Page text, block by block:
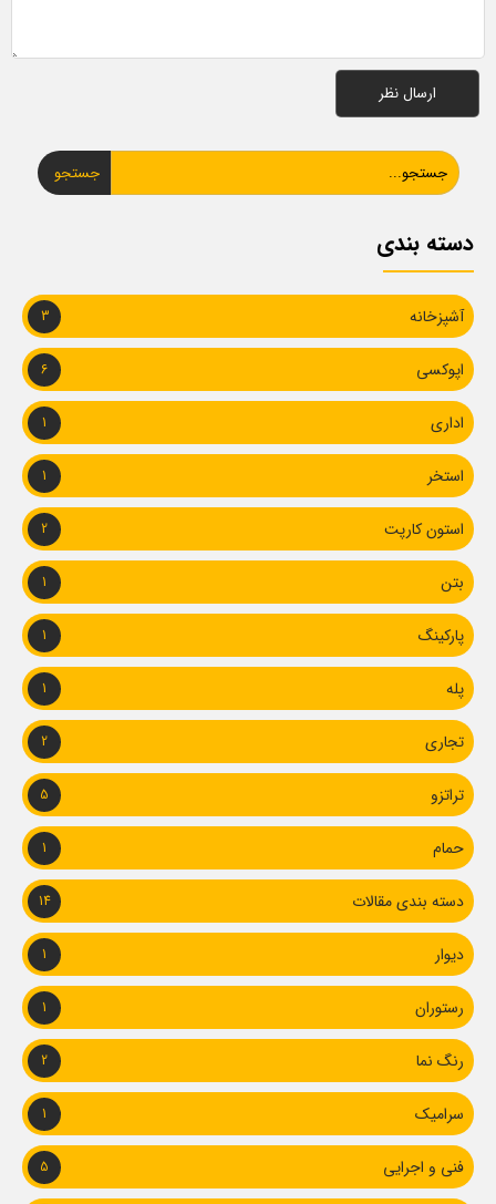
جستجو
دسته بندی
آشپزخانه 3
اپوکسی 6
اداری 1
استخر 1
استون کارپت 2
بتن 1
پارکینگ 1
پله 1
تجاری 2
تراتزو 5
حمام 1
دسته بندی مقالات 14
دیوار 1
رستوران 1
رنگ نما 2
سرامیک 1
فنی و اجرایی 5